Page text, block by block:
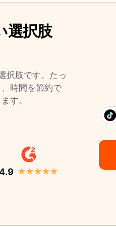
選択肢
択肢です。たっ
時間を節約で
す。